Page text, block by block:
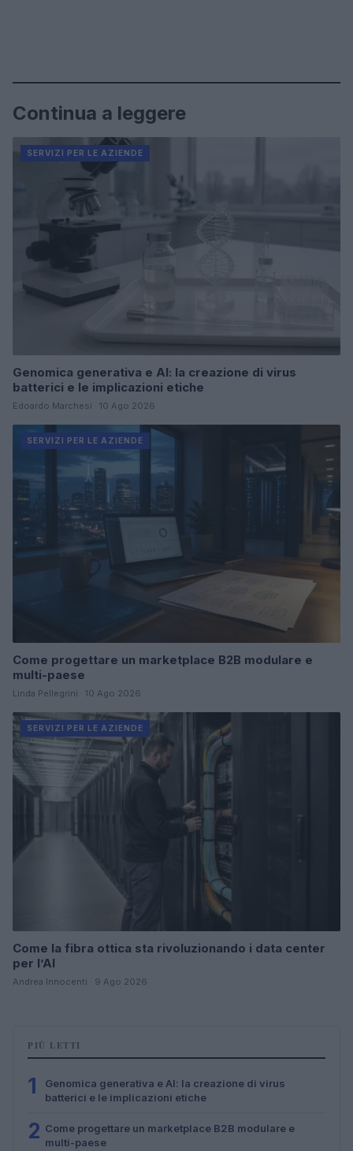
Continua a leggere
SERVIZI PER LE AZIENDE
Genomica generativa e AI: la creazione di virus
batterici e le implicazioni etiche
Edoardo Marchesi · 10 Ago 2026
SERVIZI PER LE AZIENDE
Come progettare un marketplace B2B modulare e
multi-paese
Linda Pellegrini · 10 Ago 2026
SERVIZI PER LE AZIENDE
Come la fibra ottica sta rivoluzionando i data center
per l’AI
Andrea Innocenti · 9 Ago 2026
PIÙ LETTI
1
Genomica generativa e AI: la creazione di virus
batterici e le implicazioni etiche
2 Come progettare un marketplace B2B modulare e
multi-paese